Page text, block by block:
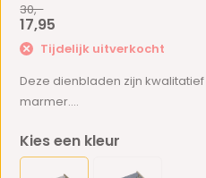
30,-
17,95
Tijdelijk uitverkocht
Deze dienbladen zijn
marmer....
Kies een kleur